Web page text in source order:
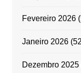
Fevereiro 2026
Janeiro 2026
Dezembro 2025